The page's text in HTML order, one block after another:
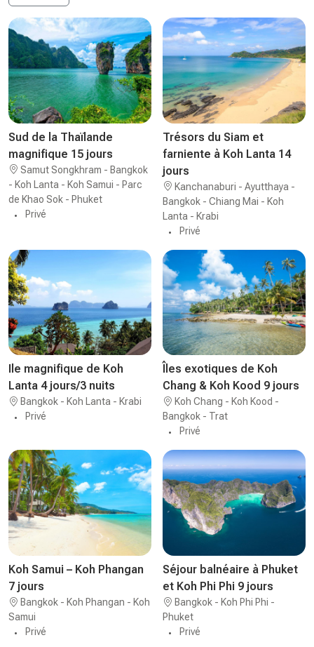
Sud de la Thaïlande
magnifique 15 jours
Samut Songkhram - Bangkok
- Koh Lanta - Koh Samui - Parc
de Khao Sok - Phuket
Privé
Trésors du Siam et
farniente à Koh Lanta 14
jours
Kanchanaburi - Ayutthaya -
Bangkok - Chiang Mai - Koh
Lanta - Krabi
Privé
Ile magnifique de Koh
Lanta 4 jours/3 nuits
Bangkok - Koh Lanta - Krabi
Privé
Îles exotiques de Koh
Chang & Koh Kood 9 jours
Koh Chang - Koh Kood -
Bangkok - Trat
Privé
Koh Samui – Koh Phangan
7 jours
Bangkok - Koh Phangan - Koh
Samui
Privé
Séjour balnéaire à Phuket
et Koh Phi Phi 9 jours
Bangkok - Koh Phi Phi -
Phuket
Privé